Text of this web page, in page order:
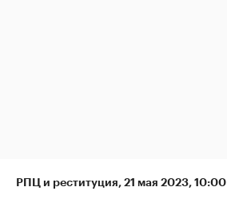
РПЦ и реституция, 21 мая 2023, 10:00